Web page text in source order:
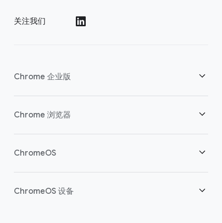
关注我们
Chrome 企业版
安全性
Chrome 浏览器
概述
ChromeOS
概述
ChromeOS 设备